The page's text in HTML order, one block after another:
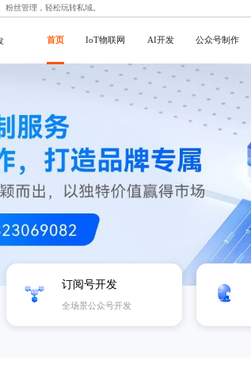
丝管理，轻松玩转私域。
首页 IoT物联网 AI开发 公众号制作
订阅号开发
全场景公众号开发